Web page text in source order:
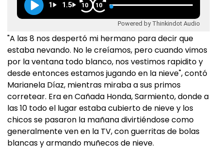
1 1.5 10 10
Powered by Thinkindot Audio
"A las 8 nos despertó mi hermano para decir que
estaba nevando. No le creíamos, pero cuando vimos
por la ventana todo blanco, nos vestimos rapidito y
desde entonces estamos jugando en la nieve", contó
Marianela Díaz, mientras miraba a sus primos
corretear. Era en Cañada Honda, Sarmiento, donde a
las 10 todo el lugar estaba cubierto de nieve y los
chicos se pasaron la mañana divirtiéndose como
generalmente ven en la TV, con guerritas de bolas
blancas y armando muñecos de nieve.